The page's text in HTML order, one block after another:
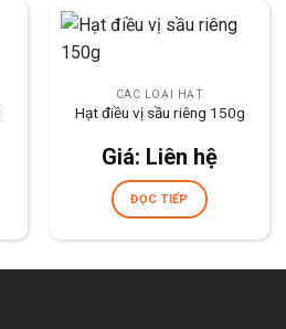
CÁC LOẠI HẠT
Hạt điều vị sầu riêng 150g
Giá: Liên hệ
ĐỌC TIẾP